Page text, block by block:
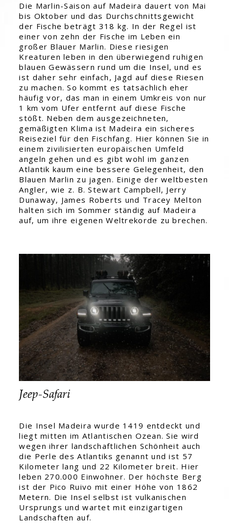
Die Marlin-Saison auf Madeira dauert von Mai
bis Oktober und das Durchschnittsgewicht
der Fische beträgt 318 kg. In der Regel ist
einer von zehn der Fische im Leben ein
großer Blauer Marlin. Diese riesigen
Kreaturen leben in den überwiegend ruhigen
blauen Gewässern rund um die Insel, und es
ist daher sehr einfach, Jagd auf diese Riesen
zu machen. So kommt es tatsächlich eher
häufig vor, das man in einem Umkreis von nur
1 km vom Ufer entfernt auf diese Fische
stößt. Neben dem ausgezeichneten,
gemäßigten Klima ist Madeira ein sicheres
Reiseziel für den Fischfang. Hier können Sie in
einem zivilisierten europäischen Umfeld
angeln gehen und es gibt wohl im ganzen
Atlantik kaum eine bessere Gelegenheit, den
Blauen Marlin zu jagen. Einige der weltbesten
Angler, wie z. B. Stewart Campbell, Jerry
Dunaway, James Roberts und Tracey Melton
halten sich im Sommer ständig auf Madeira
auf, um ihre eigenen Weltrekorde zu brechen.
Jeep-Safari
Die Insel Madeira wurde 1419 entdeckt und
liegt mitten im Atlantischen Ozean. Sie wird
wegen ihrer landschaftlichen Schönheit auch
die Perle des Atlantiks genannt und ist 57
Kilometer lang und 22 Kilometer breit. Hier
leben 270.000 Einwohner. Der höchste Berg
ist der Pico Ruivo mit einer Höhe von 1862
Metern. Die Insel selbst ist vulkanischen
Ursprungs und wartet mit einzigartigen
Landschaften auf.